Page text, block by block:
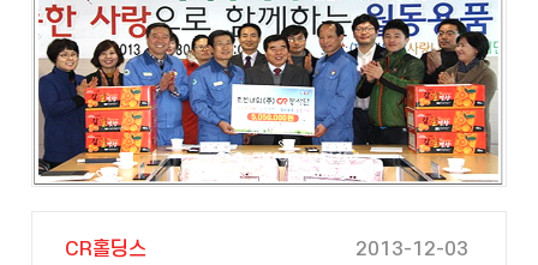
CR홀딩스 2013-12-03